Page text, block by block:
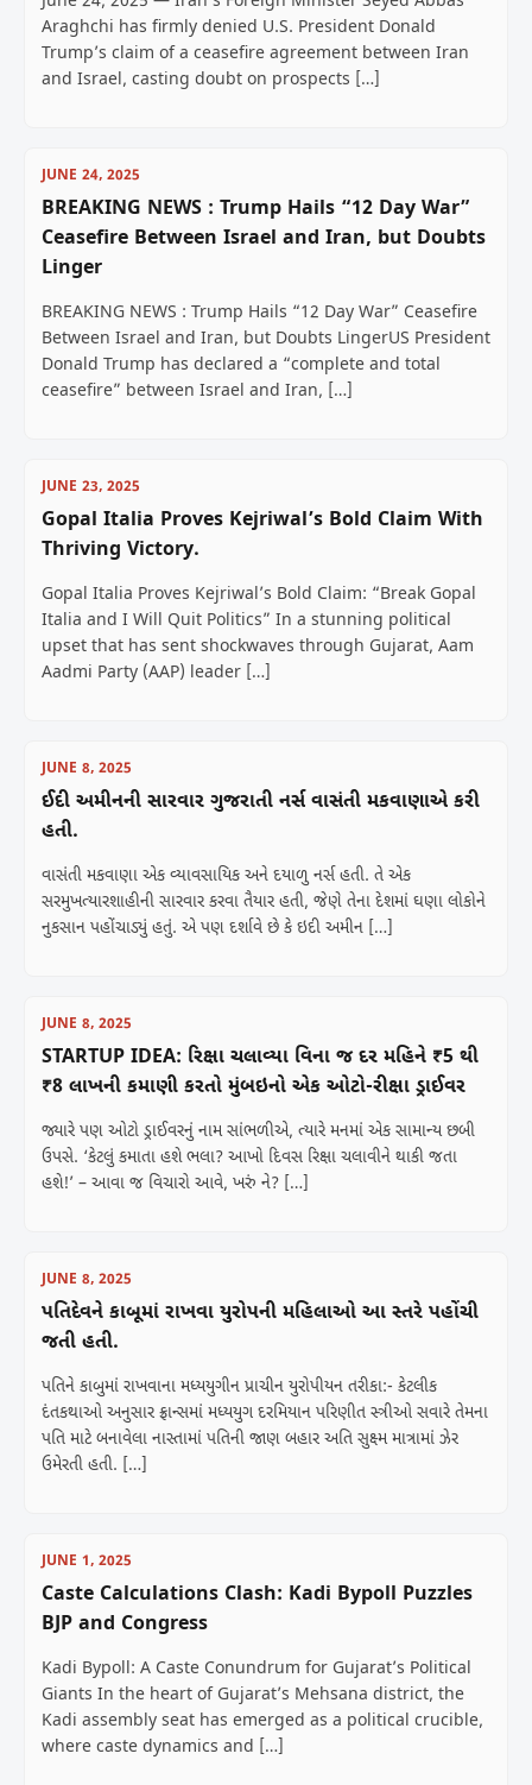
Araghchi has firmly denied U.S. President Donald
Trump’s claim of a ceasefire agreement between Iran
and Israel, casting doubt on prospects […]
JUNE 24, 2025
BREAKING NEWS : Trump Hails “12 Day War”
Ceasefire Between Israel and Iran, but Doubts
Linger
BREAKING NEWS : Trump Hails “12 Day War” Ceasefire
Between Israel and Iran, but Doubts LingerUS President
Donald Trump has declared a “complete and total
ceasefire” between Israel and Iran, […]
JUNE 23, 2025
Gopal Italia Proves Kejriwal’s Bold Claim With
Thriving Victory.
Gopal Italia Proves Kejriwal’s Bold Claim: “Break Gopal
Italia and I Will Quit Politics” In a stunning political
upset that has sent shockwaves through Gujarat, Aam
Aadmi Party (AAP) leader […]
JUNE 8, 2025
ઈદી અમીનની સારવાર ગુજરાતી નર્સ વાસંતી મકવાણાએ કરી
હતી.
વાસંતી મકવાણા એક વ્યાવસાયિક અને દયાળુ નર્સ હતી. તે એક
સરમુખત્યારશાહીની સારવાર કરવા તૈયાર હતી, જેણે તેના દેશમાં ઘણા લોકોને
નુકસાન પહોંચાડ્યું હતું. એ પણ દર્શાવે છે કે ઇદી અમીન […]
JUNE 8, 2025
STARTUP IDEA: રિક્ષા ચલાવ્યા વિના જ દર મહિને ₹5 થી
₹8 લાખની કમાણી કરતો મુંબઇનો એક ઓટો-રીક્ષા ડ્રાઈવર
જ્યારે પણ ઓટો ડ્રાઈવરનું નામ સાંભળીએ, ત્યારે મનમાં એક સામાન્ય છબી
ઉપસે. ‘કેટલું કમાતા હશે ભલા? આખો દિવસ રિક્ષા ચલાવીને થાકી જતા
હશે!’ – આવા જ વિચારો આવે, ખરું ને? […]
JUNE 8, 2025
પતિદેવને કાબૂમાં રાખવા યુરોપની મહિલાઓ આ સ્તરે પહોંચી
જતી હતી.
પતિને કાબુમાં રાખવાના મધ્યયુગીન પ્રાચીન યુરોપીયન તરીકા:- કેટલીક
દંતકથાઓ અનુસાર ફ્રાન્સમાં મધ્યયુગ દરમિયાન પરિણીત સ્ત્રીઓ સવારે તેમના
પતિ માટે બનાવેલા નાસ્તામાં પતિની જાણ બહાર અતિ સુક્ષ્મ માત્રામાં ઝેર
ઉમેરતી હતી. […]
JUNE 1, 2025
Caste Calculations Clash: Kadi Bypoll Puzzles
BJP and Congress
Kadi Bypoll: A Caste Conundrum for Gujarat’s Political
Giants In the heart of Gujarat’s Mehsana district, the
Kadi assembly seat has emerged as a political crucible,
where caste dynamics and […]